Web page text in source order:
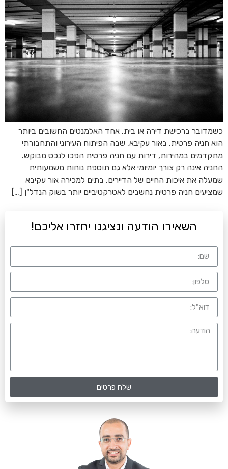
כשמדובר ברכישת דירה או בית, אחד האלמנטים החשובים ביותר
הוא חניה פרטית. באור עקיבא, שבה הפיתוח העירוני והתחבורתי
מתקדמים במהירות, דירות עם חניה פרטית הפכו לנכס מבוקש.
החניה אינה רק צורך יומיומי אלא גם תוספת נוחות משמעותית
שמעלה את איכות החיים של הדיירים. בתים למכירה אור עקיבא
שמציעים חניה פרטית נחשבים לאטרקטיביים יותר בשוק הנדל"ן […]
השאירו הודעה ונציגנו יחזרו אליכם!
שלח פרטים